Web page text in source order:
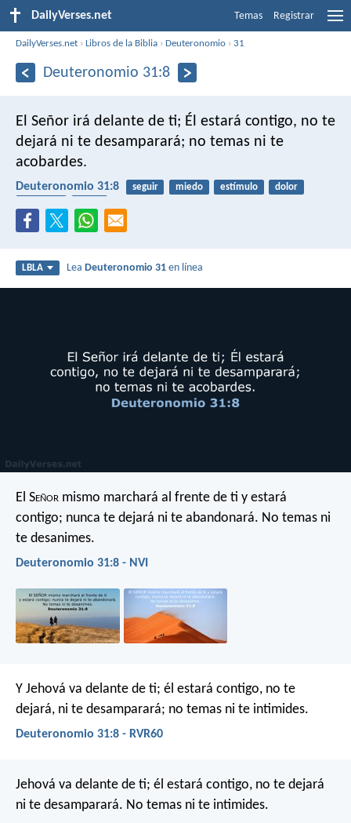
DailyVerses.net Temas Registrar
DailyVerses.net ›Libros de la Biblia ›Deuteronomio ›31
Deuteronomio 31:8
El Señor irá delante de ti; Él estará contigo, no te
dejará ni te desamparará; no temas ni te
acobardes.
Deuteronomio 31:8 seguir miedo estímulo
dolor
LBLA LeaDeuteronomio 31 en línea
El Señor mismo marchará al frente de ti y estará
contigo; nunca te dejará ni te abandonará. No temas ni
te desanimes.
Deuteronomio 31:8 - NVI
Y Jehová va delante de ti; él estará contigo, no te
dejará, ni te desamparará; no temas ni te intimides.
Deuteronomio 31:8 - RVR60
Jehová va delante de ti; él estará contigo, no te dejará
ni te desamparará. No temas ni te intimides.